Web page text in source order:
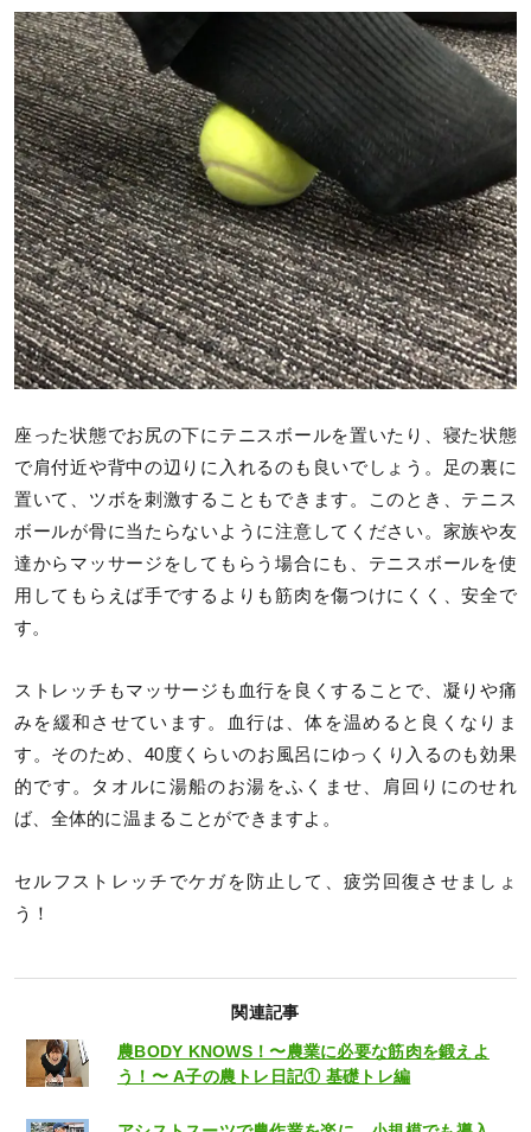
座った状態でお尻の下にテニスボールを置いたり、寝た状態
で肩付近や背中の辺りに入れるのも良いでしょう。足の裏に
置いて、ツボを刺激することもできます。このとき、テニス
ボールが骨に当たらないように注意してください。家族や友
達からマッサージをしてもらう場合にも、テニスボールを使
用してもらえば手でするよりも筋肉を傷つけにくく、安全で
す。
ストレッチもマッサージも血行を良くすることで、凝りや痛
みを緩和させています。血行は、体を温めると良くなりま
す。そのため、40度くらいのお風呂にゆっくり入るのも効果
的です。タオルに湯船のお湯をふくませ、肩回りにのせれ
ば、全体的に温まることができますよ。
セルフストレッチでケガを防止して、疲労回復させましょ
う！
関連記事
農BODY KNOWS！〜農業に必要な筋肉を鍛えよ
う！〜 A子の農トレ日記① 基礎トレ編